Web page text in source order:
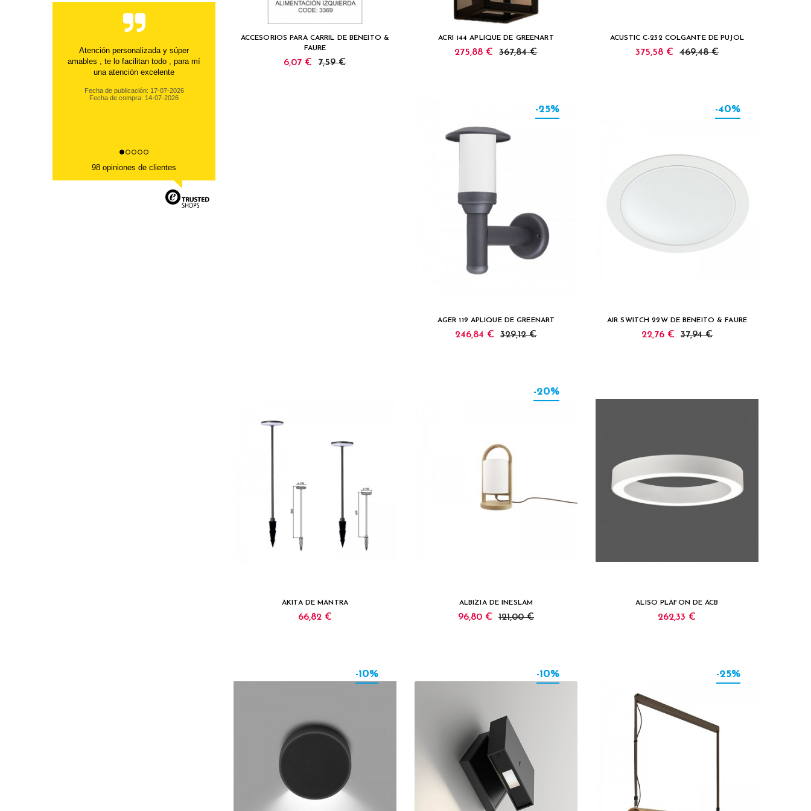
No els coneixia, vaig trobar la web per
internet buscant uns models concrets
de ventiladors que, per...
Fecha de publicación: 17-07-2026
Fecha de compra: 14-07-2026
98 opiniones de clientes
ACCESORIOS PARA CARRIL DE BENEITO &
FAURE
6,07 € 7,59 €
ACRI 144 APLIQUE DE GREENART
275,88 € 367,84 €
ACUSTIC C-232 COLGANTE DE PUJOL
375,58 € 469,48 €
-25%
AGER 119 APLIQUE DE GREENART
246,84 € 329,12 €
-40%
AIR SWITCH 22W DE BENEITO & FAURE
22,76 € 37,94 €
AKITA DE MANTRA
66,82 €
-20%
ALBIZIA DE INESLAM
96,80 € 121,00 €
ALISO PLAFON DE ACB
262,33 €
-10% -10% -25%